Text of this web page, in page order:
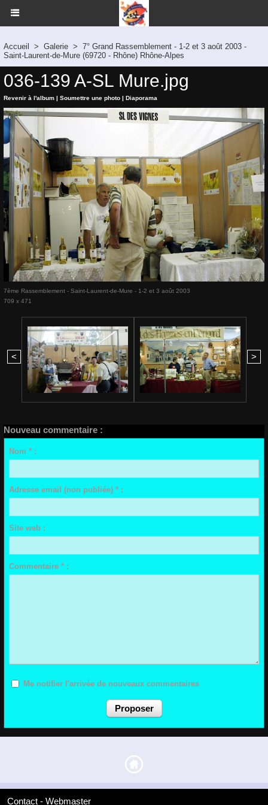
Accueil > Galerie > 7° Grand Rassemblement - 1-2 et 3 août 2003 -
Saint-Laurent-de-Mure (69720 - Rhône) Rhône-Alpes
036-139 A-SL Mure.jpg
Revenir à l'album | Soumettre une photo | Diaporama
7ème Rassemblement - Saint-Laurent-de-Mure - 1-2 et 3 août 2003
709 x 471
< >
Nouveau commentaire :
Nom * :
Adresse email (non publiée) * :
Site web :
Commentaire * :
Me notifier l'arrivée de nouveaux commentaires
Contact - Webmaster